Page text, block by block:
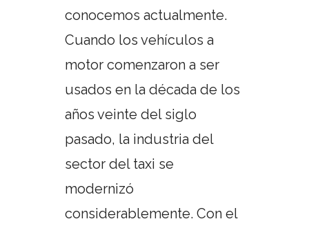
conocemos actualmente.
Cuando los vehículos a
motor comenzaron a ser
usados en la década de los
años veinte del siglo
pasado, la industria del
sector del taxi se
modernizó
considerablemente. Con el